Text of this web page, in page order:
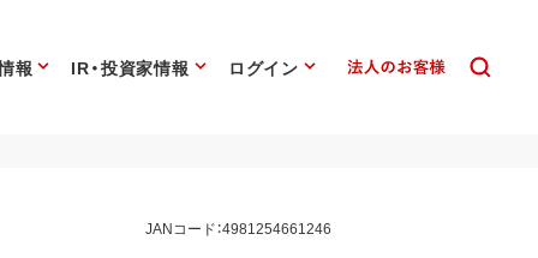
報 IR・投資家情報 ログイン
JANコード：4981254661246